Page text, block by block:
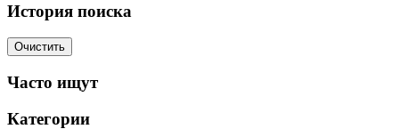
История поиска
Очистить
Часто ищут
Категории